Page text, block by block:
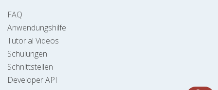
FAQ
Anwendungshilfe
Tutorial Videos
Schulungen
Schnittstellen
Developer API